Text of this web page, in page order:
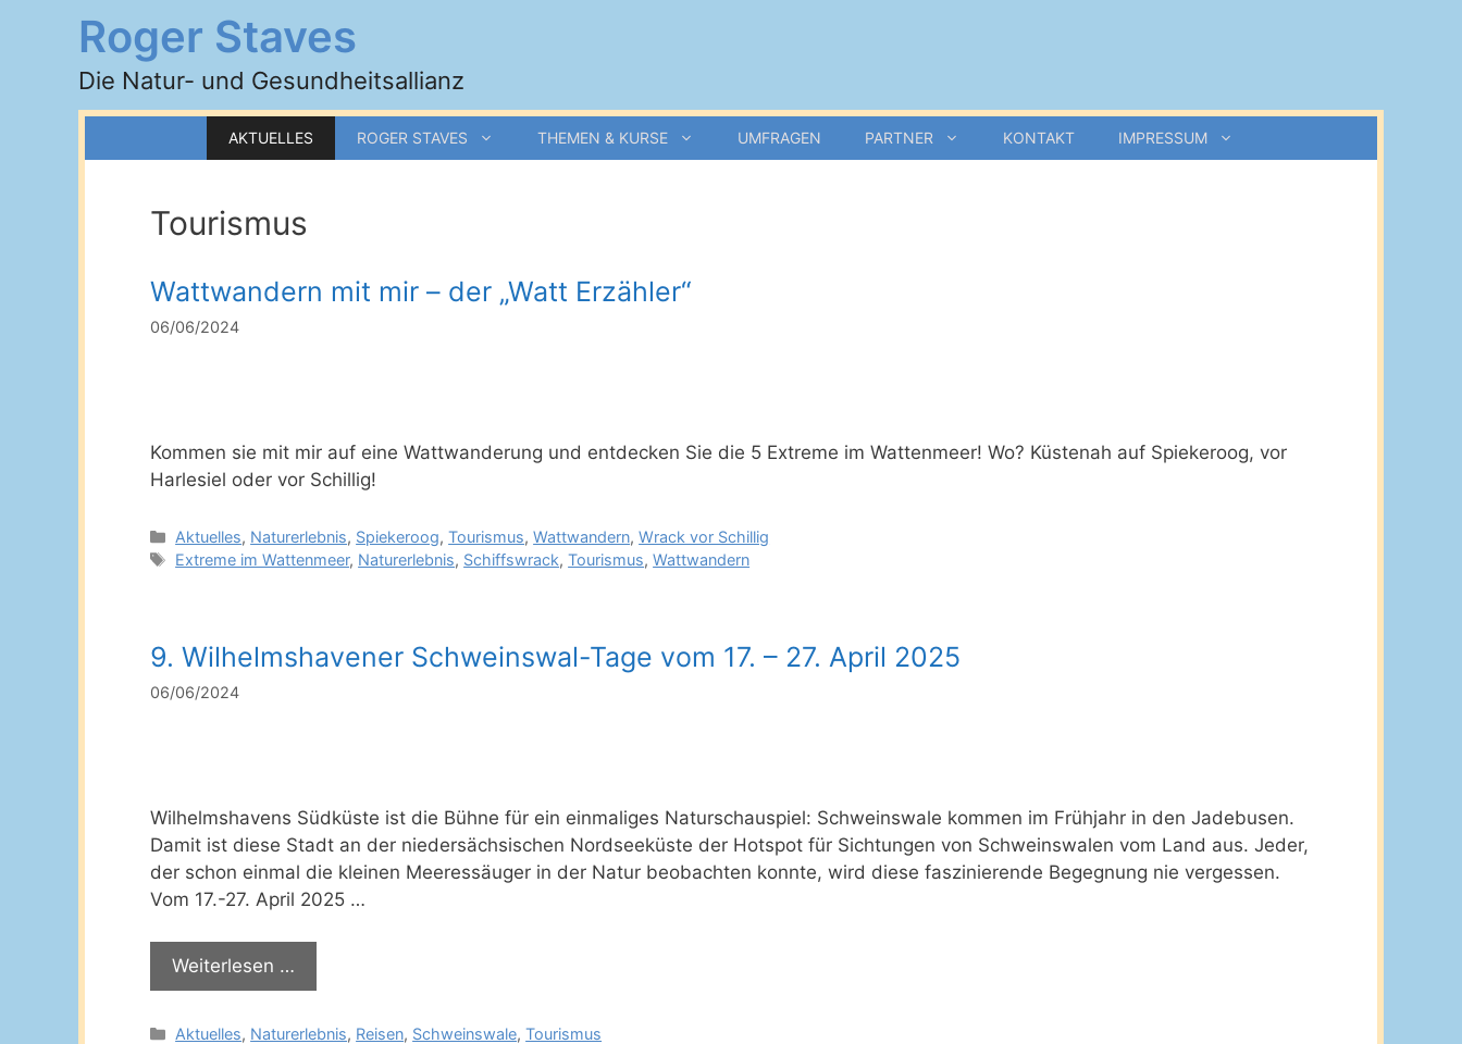
Roger Staves
Die Natur- und Gesundheitsallianz
AKTUELLES ROGER STAVES THEMEN & KURSE UMFRAGEN PARTNER KONTAKT IMPRESSUM
Tourismus
Wattwandern mit mir – der „Watt Erzähler“
06/06/2024
Kommen sie mit mir auf eine Wattwanderung und entdecken Sie die 5 Extreme im Wattenmeer! Wo? Küstenah auf Spiekeroog, vor
Harlesiel oder vor Schillig!
Kategorien
Aktuelles, Naturerlebnis, Spiekeroog,Tourismus,Wattwandern,Wrack vor Schillig
Schlagwörter
Extreme im Wattenmeer, Naturerlebnis, Schiffswrack,Tourismus,Wattwandern
9. Wilhelmshavener Schweinswal-Tage vom 17. – 27. April 2025
06/06/2024
Wilhelmshavens Südküste ist die Bühne für ein einmaliges Naturschauspiel: Schweinswale kommen im Frühjahr in den Jadebusen.
Damit ist diese Stadt an der niedersächsischen Nordseeküste der Hotspot für Sichtungen von Schweinswalen vom Land aus. Jeder,
der schon einmal die kleinen Meeressäuger in der Natur beobachten konnte, wird diese faszinierende Begegnung nie vergessen.
Vom 17.-27. April 2025 …
Weiterlesen …
Kategorien
Aktuelles, Naturerlebnis, Reisen, Schweinswale,Tourismus